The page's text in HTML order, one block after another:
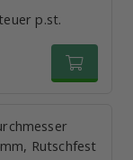
p.st.
Rutschfest